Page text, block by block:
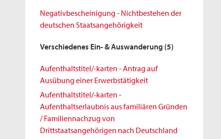
Negativbescheinigung - Nichtbestehen der
deutschen Staatsangehörigkeit
Verschiedenes Ein- & Auswanderung (5)
Aufenthaltstitel/-karten - Antrag auf
Ausübung einer Erwerbstätigkeit
Aufenthaltstitel/-karten -
Aufenthaltserlaubnis aus familiären Gründen
/ Familiennachzug von
Drittstaatsangehörigen nach Deutschland